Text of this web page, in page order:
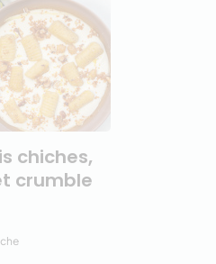
chiches,
crumble